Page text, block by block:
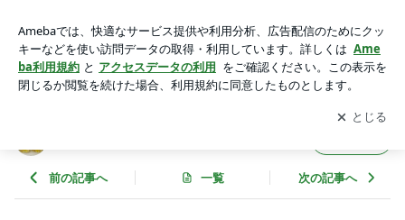
ぴーのあてレシピ
アプリをダウンロードして ブログの更新通知
を受け取りまし
ょう。
開く
前の記事へ 一覧 次の記事へ